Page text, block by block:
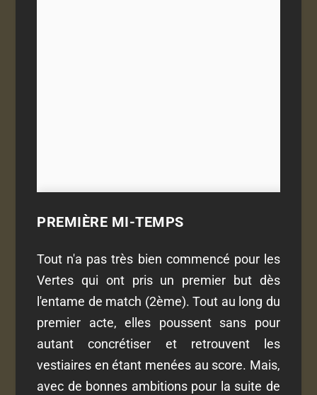
PREMIÈRE MI-TEMPS
Tout n'a pas très bien commencé pour les
Vertes qui ont pris un premier but dès
l'entame de match (2ème). Tout au long du
premier acte, elles poussent sans pour
autant concrétiser et retrouvent les
vestiaires en étant menées au score. Mais,
avec de bonnes ambitions pour la suite de